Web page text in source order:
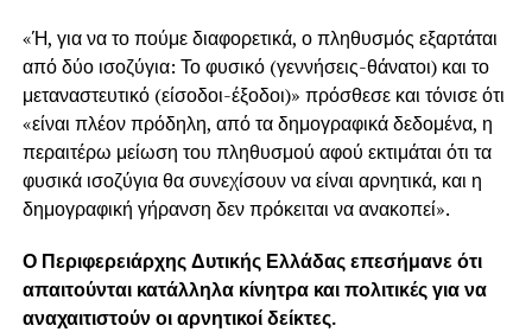
«Ή, για να το πούμε διαφορετικά, ο πληθυσμός εξαρτάται
από δύο ισοζύγια: Το φυσικό (γεννήσεις-θάνατοι) και το
μεταναστευτικό (είσοδοι-έξοδοι)» πρόσθεσε και τόνισε ότι
«είναι πλέον πρόδηλη, από τα δημογραφικά δεδομένα, η
περαιτέρω μείωση του πληθυσμού αφού εκτιμάται ότι τα
φυσικά ισοζύγια θα συνεχίσουν να είναι αρνητικά, και η
δημογραφική γήρανση δεν πρόκειται να ανακοπεί».
Ο Περιφερειάρχης Δυτικής Ελλάδας επεσήμανε ότι
απαιτούνται κατάλληλα κίνητρα και πολιτικές για να
αναχαιτιστούν οι αρνητικοί δείκτες.